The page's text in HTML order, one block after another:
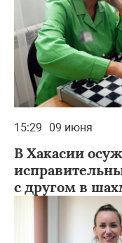
15:29 09 июня
В Хакасии
с другом в